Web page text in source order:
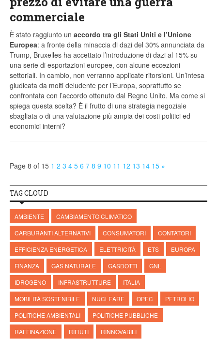
commerciale
È stato raggiunto un accordo tra gli Stati Uniti e l’Unione
Europea: a fronte della minaccia di dazi del 30% annunciata da
Trump, Bruxelles ha accettato l’introduzione di dazi al 15% su
una serie di esportazioni europee, con alcune eccezioni
settoriali. In cambio, non verranno applicate ritorsioni. Un’intesa
giudicata da molti deludente per l’Europa, soprattutto se
confrontata con l’accordo ottenuto dal Regno Unito. Ma come si
spiega questa scelta? È il frutto di una strategia negoziale
sbagliata o di una valutazione più ampia dei costi politici ed
economici interni?
Page 8 of 15 1 2 3 4 5 6 7 8 9 10 11 12 13 14 15 »
TAG CLOUD
AMBIENTE
CAMBIAMENTO CLIMATICO
CARBURANTI ALTERNATIVI
CONSUMATORI
CONTATORI
EFFICIENZA ENERGETICA
ELETTRICITÀ ETS
EUROPA
FINANZA
GAS NATURALE GASDOTTI
GNL
IDROGENO
INFRASTRUTTURE
ITALIA
MOBILITÀ SOSTENIBILE
NUCLEARE OPEC
PETROLIO
POLITICHE AMBIENTALI
POLITICHE PUBBLICHE
RAFFINAZIONE
RIFIUTI RINNOVABILI